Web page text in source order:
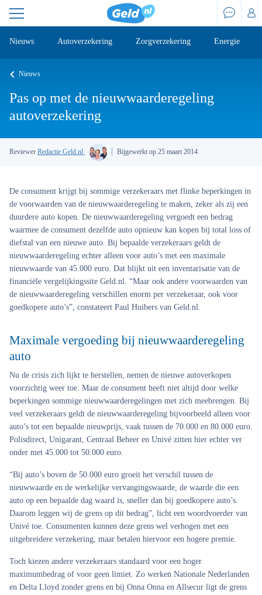
Nieuws Autoverzekering Zorgverzekering Energie
Nieuws
Pas op met de nieuwwaarderegeling
autoverzekering
Reviewer Redactie Geld.nl Bijgewerkt op 25 maart 2014
De consument krijgt bij sommige verzekeraars met flinke beperkingen in
de voorwaarden van de nieuwwaarderegeling te maken, zeker als zij een
duurdere auto kopen. De nieuwwaarderegeling vergoedt een bedrag
waarmee de consument dezelfde auto opnieuw kan kopen bij total loss of
diefstal van een nieuwe auto. Bij bepaalde verzekeraars geldt de
nieuwwaarderegeling echter alleen voor auto’s met een maximale
nieuwwaarde van 45.000 euro. Dat blijkt uit een inventarisatie van de
financiële vergelijkingssite Geld.nl. “Maar ook andere voorwaarden van
de nieuwwaarderegeling verschillen enorm per verzekeraar, ook voor
goedkopere auto’s”, constateert Paul Huibers van Geld.nl.
Maximale vergoeding bij nieuwwaarderegeling
auto
Nu de crisis zich lijkt te herstellen, nemen de nieuwe autoverkopen
voorzichtig weer toe. Maar de consument heeft niet altijd door welke
beperkingen sommige nieuwwaarderegelingen met zich meebrengen. Bij
veel verzekeraars geldt de nieuwwaarderegeling bijvoorbeeld alleen voor
auto’s tot een bepaalde nieuwprijs, vaak tussen de 70.000 en 80.000 euro.
Polisdirect, Unigarant, Centraal Beheer en Univé zitten hier echter ver
onder met 45.000 tot 50.000 euro.
“Bij auto’s boven de 50.000 euro groeit het verschil tussen de
nieuwwaarde en de werkelijke vervangingswaarde, de waarde die een
auto op een bepaalde dag waard is, sneller dan bij goedkopere auto’s.
Daarom leggen wij de grens op dit bedrag”, licht een woordvoerder van
Univé toe. Consumenten kunnen deze grens wel verhogen met een
uitgebreidere verzekering, maar betalen hiervoor een hogere premie.
Toch kiezen andere verzekeraars standaard voor een hoger
maximumbedrag of voor geen limiet. Zo werken Nationale Nederlanden
en Delta Lloyd zonder grens en bij Onna Onna en Allsecur ligt de grens